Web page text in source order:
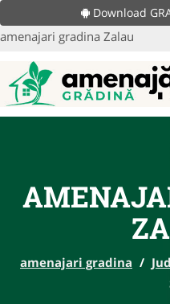
Download
amenajari gradina Zalau
amenajari gradina /